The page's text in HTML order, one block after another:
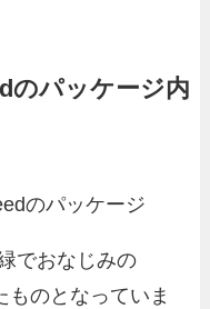
のパッケージ内
でおなじみの
ものとなっていま